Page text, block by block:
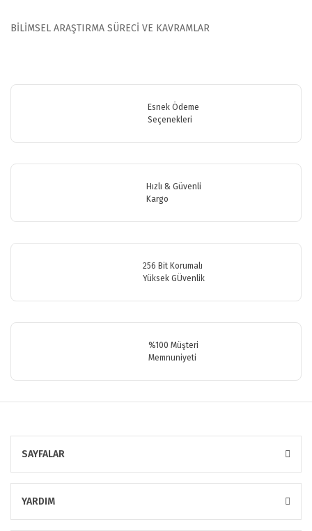
BİLİMSEL ARAŞTIRMA SÜRECİ VE KAVRAMLAR
Bu ürüne ilk yorumu siz yapın!
Görüş ve önerileriniz için teşekkür ederiz.
Ürün resmi kalitesiz, bozuk veya görüntülenemiyor.
Ürün fiyatı diğer sitelerden daha pahalı.
Esnek Ödeme
Seçenekleri
Hızlı & Güvenli
Kargo
256 Bit Korumalı
Yüksek GÜvenlik
%100 Müşteri
Memnuniyeti
SAYFALAR
YARDIM